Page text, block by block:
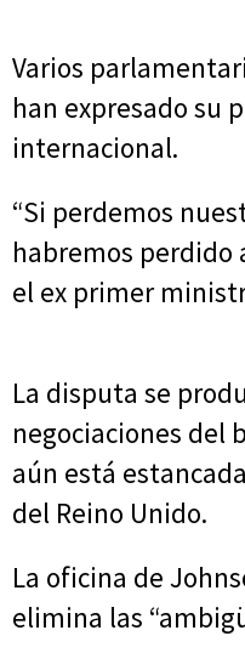
Varios
han expresado su
internacional.
“Si perdemos
habremos perdido
el ex primer
La disputa se
negociaciones del
aún está
del Reino Unido.
La oficina de
elimina las